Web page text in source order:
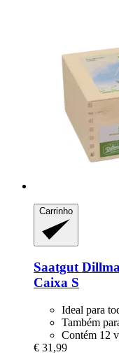
Carrinho
Saatgut
Caixa S
Ideal para
Também
Contém 12
€ 31,99